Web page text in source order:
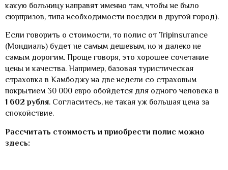
какую больницу направят именно там, чтобы не было
сюрпризов, типа необходимости поездки в другой город).
Если говорить о стоимости, то полис от Tripinsurance
(Мондиаль) будет не самым дешевым, но и далеко не
самым дорогим. Проще говоря, это хорошее сочетание
цены и качества. Например, базовая туристическая
страховка в Камбоджу на две недели со страховым
покрытием 30 000 евро обойдется для одного человека в
1 602 рубля. Согласитесь, не такая уж большая цена за
спокойствие.
Рассчитать стоимость и приобрести полис можно
здесь: